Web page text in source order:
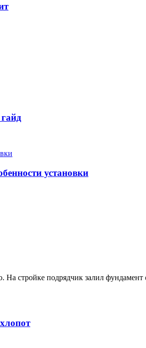
установки
На стройке подрядчик залил